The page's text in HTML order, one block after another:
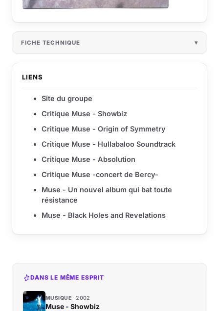
FICHE TECHNIQUE
LIENS
Site du groupe
Critique Muse - Showbiz
Critique Muse - Origin of Symmetry
Critique Muse - Hullabaloo Soundtrack
Critique Muse - Absolution
Critique Muse -concert de Bercy-
Muse - Un nouvel album qui bat toute
résistance
Muse - Black Holes and Revelations
DANS LE MÊME ESPRIT
MUSIQUE 2002
Muse - Showbiz